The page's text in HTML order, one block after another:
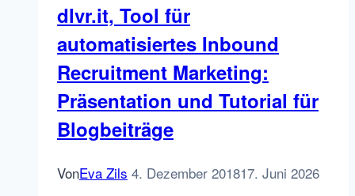
dlvr.it, Tool für
automatisiertes Inbound
Recruitment Marketing:
Präsentation und Tutorial für
Blogbeiträge
VonEva Zils 4. Dezember 201817. Juni 2026